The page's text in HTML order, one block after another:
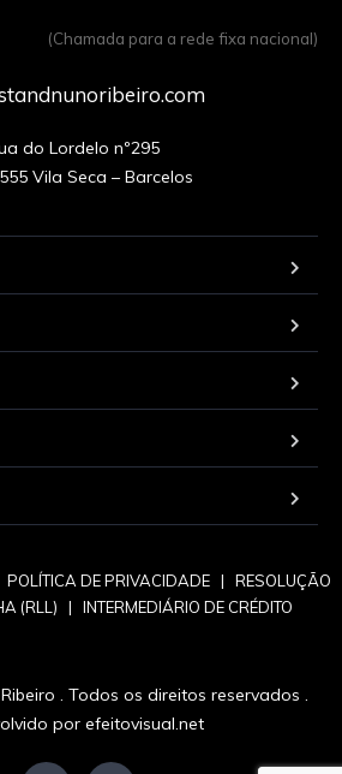
(Chamada para a rede fixa nacional)
do Lordelo nº295
POLÍTICA DE PRIVACIDADE | RESOLUÇÃO
(RLL) | INTERMEDIÁRIO DE CRÉDITO
. Todos os direitos reservados .
por efeitovisual.net